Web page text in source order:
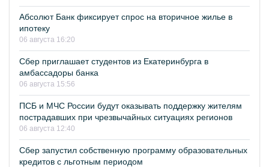
Абсолют Банк фиксирует спрос на вторичное жилье в
ипотеку
06 августа 16:20
Сбер приглашает студентов из Екатеринбурга в
амбассадоры банка
06 августа 15:56
ПСБ и МЧС России будут оказывать поддержку жителям
пострадавших при чрезвычайных ситуациях регионов
06 августа 12:40
Сбер запустил собственную программу образовательных
кредитов с льготным периодом